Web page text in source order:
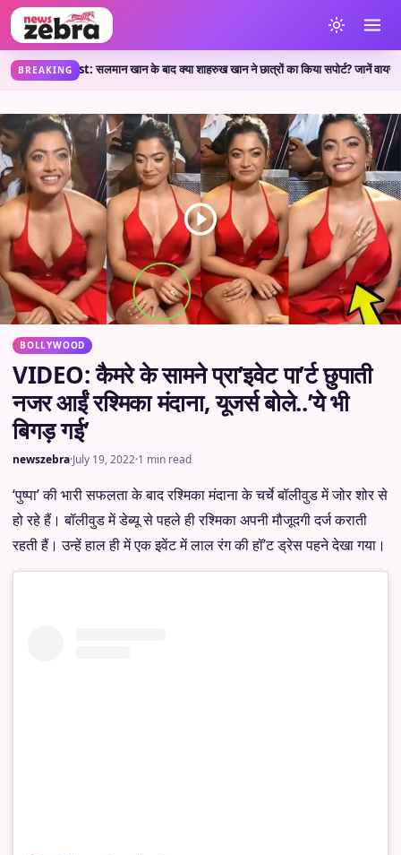
BREAKING
Protest: सलमान खान के बाद क्या शाहरुख खान ने छात्रों का किया सपोर्ट? जानें वायरल पोस्ट
BOLLYWOOD
VIDEO: कैमरे के सामने प्रा’इवेट पा’र्ट छुपाती
नजर आईं रश्मिका मंदाना, यूजर्स बोले..’ये भी
बिगड़ गई’
newszebra·July 19, 2022·1 min read
‘पुष्पा’ की भारी सफलता के बाद रश्मिका मंदाना के चर्चे बॉलीवुड में जोर शोर से
हो रहे हैं। बॉलीवुड में डेब्यू से पहले ही रश्मिका अपनी मौजूदगी दर्ज कराती
रहती हैं। उन्हें हाल ही में एक इवेंट में लाल रंग की हॉ’ट ड्रेस पहने देखा गया।